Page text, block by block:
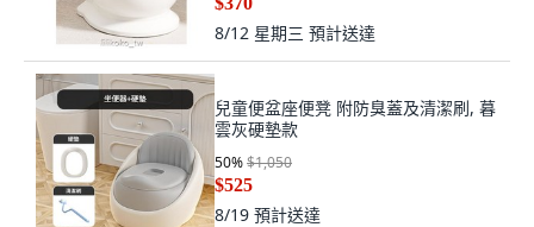
8/12 星期三 預計送達
兒童便盆座便凳 附防臭蓋及清潔刷, 暮
雲灰硬墊款
50%$1,050
$525
8/19 預計送達